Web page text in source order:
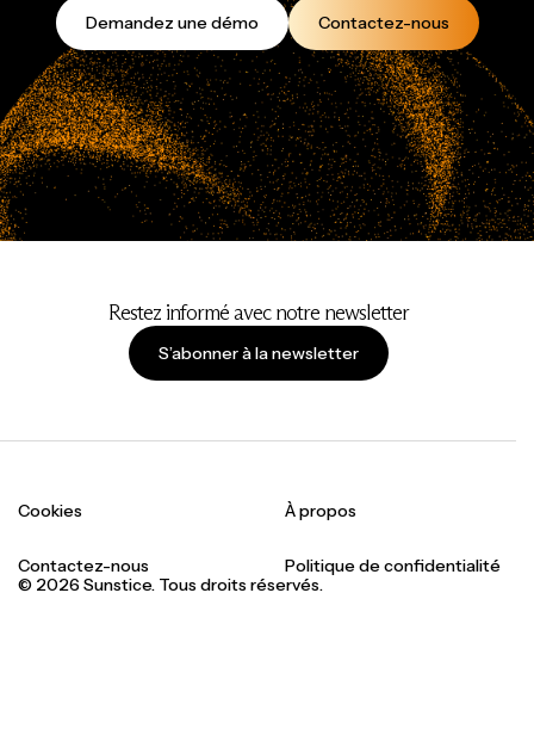
Demandez une démo Contactez-nous
Restez informé avec notre newsletter
S’abonner à la newsletter
Cookies À propos
Contactez-nous
Politique de confidentialité
© 2026 Sunstice. Tous droits réservés.